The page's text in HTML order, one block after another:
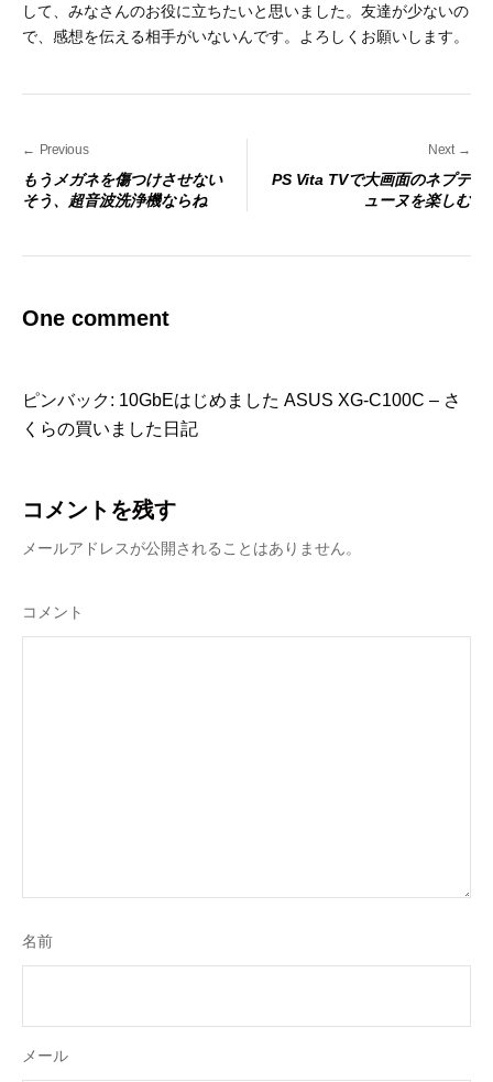
して、みなさんのお役に立ちたいと思いました。友達が少ないの
で、感想を伝える相手がいないんです。よろしくお願いします。
投
稿
ー
ョ
ン
Previous
もうメガネを傷つけさせない
そう、超音波洗浄機ならね
Next
PS Vita TVで大画面のネプテ
ューヌを楽しむ
One comment
ピンバック: 10GbEはじめました ASUS XG-C100C – さ
くらの買いました日記
コメントを残す
メールアドレスが公開されることはありません。
コメント
名前
メール